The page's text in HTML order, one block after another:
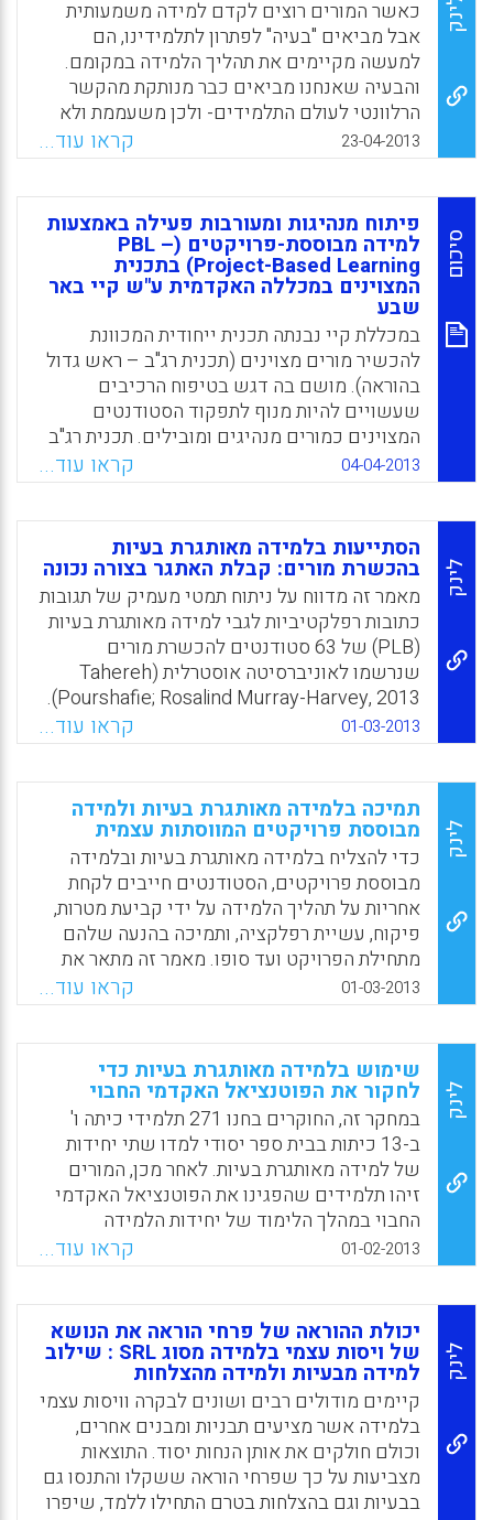
הבעיה (Amgad Seif, Oleg Tilchin, 2013).
WhatsApp
Facebook
Email
X
לינק
כאשר המורים רוצים לקדם למידה משמעותית
אבל מביאים "בעיה" לפתרון לתלמידינו, הם
למעשה מקיימים את תהליך הלמידה במקומם.
והבעיה שאנחנו מביאים כבר מנותקת מהקשר
הרלוונטי לעולם התלמידים- ולכן משעממת ולא
מעוררת סקרנות. זו בוודאי לא הדרך הטובה ביותר
לקדם את התלמידים שלנו במאה-ה-21 להיות
לומדים לאורך כל חייהם (אין להם ברירה, הם
חייבים להיות כאלה). התלמיד צריך להיות חופשי
משיפוטיות וביקורת שלנו המורים ולקבל חופש
מלא בחיפוש. תשומת הלב של התלמיד צריכה
לעלות מדרגה בערנות ובסקרנות לסביבתו. הדמיון
בין חשיבה עיצובית למה שאנחנו קוראים 'עבודת
חקר' רב.אכן, עיצוב מתחיל בחקר, ומקדם מאוד
למידה משמעותית שבמהלכה הלומד בונה
מודלים לפתרון של בעיות מגוונות ( לימור
ליבוביץ) .
WhatsApp
23-04-2013 קראו עוד...
סיכום
פיתוח מנהיגות ומעורבות פעילה באמצעות
למידה מבוססת-פרויקטים (PBL –
Project-Based Learning) בתכנית
המצוינים במכללה האקדמית ע"ש קיי באר
שבע
במכללת קיי נבנתה תכנית ייחודית המכוונת
להכשיר מורים מצוינים (תכנית רג"ב – ראש גדול
בהוראה). מושם בה דגש בטיפוח הרכיבים
שעשויים להיות מנוף לתפקוד הסטודנטים
המצוינים כמורים מנהיגים ומובילים. תכנית רג"ב
מזמנת שילוב של למידה עיונית-תאורטית
ומעשית, ומתבצעים בה תהליכים של הבניית ידע
ורפלקציה של הסטודנט כלפי עצמו וכלפי האחר.
במהלך התכנית משתתפים הסטודנטים בסדנאות,
בסיורים, בהרצאות ובמפגשים עם בוגרי התכנית.
במסגרת סדנאות ההעשרה מודגשות גישות
חדשניות בחינוך וחשיפה לדרכי למידה-הוראה
מגוונות. אחד ממאפייני התכנית הוא הניסיון
להעצים את הסטודנטים ולטפח אצלם שאיפה
למצוינות עבורם וכמודל שהם יאמצו כמורים עבור
תלמידיהם. מאפיין נוסף בתכנית הוא שיתוף מלא
של הסטודנטים בהווית הלימודים: בהחלטות,
WhatsApp
Facebook
Email
X
04-04-2013 קראו עוד...
לינק
הסתייעות בלמידה מאותגרת בעיות
בהכשרת מורים: קבלת האתגר בצורה נכונה
מאמר זה מדווח על ניתוח תמטי מעמיק של תגובות
כתובות רפלקטיביות לגבי למידה מאותגרת בעיות
(PLB) של 63 סטודנטים להכשרת מורים
שנרשמו לאוניברסיטה אוסטרלית (Tahereh
Pourshafie; Rosalind Murray-Harvey, 2013).
WhatsApp
Facebook
Email
X 01-03-2013 קראו עוד...
לינק
תמיכה בלמידה מאותגרת בעיות ולמידה
מבוססת פרויקטים המווסתות עצמית
כדי להצליח בלמידה מאותגרת בעיות ובלמידה
מבוססת פרויקטים, הסטודנטים חייבים לקחת
אחריות על תהליך הלמידה על ידי קביעת מטרות,
פיקוח, עשיית רפלקציה, ותמיכה בהנעה שלהם
מתחילת הפרויקט ועד סופו. מאמר זה מתאר את
המאפיינים של סביבת הלמידה הספציפית ואת
פרקטיקות ההוראה שנראה כי הן מטפחות את
האחריות של הסטודנט ללמידה בכל שלב של
למידה מאותגרת בעיות, במטרה לתת הנחיות
למחנכים לגבי פיתוח למידה מווסתת עצמית
(SRL) בלמידה מאותגרת בעיות (PBL), ובסופו של
דבר, פיתוח היכולת וההנעה של הסטודנט ללמוד
(English, M., & Kitsantas, A., 2013)
WhatsApp
Facebook
Email
X
01-03-2013 קראו עוד...
לינק
שימוש בלמידה מאותגרת בעיות כדי
לחקור את הפוטנציאל האקדמי החבוי
במחקר זה, החוקרים בחנו 271 תלמידי כיתה ו'
ב-13 כיתות בבית ספר יסודי למדו שתי יחידות
של למידה מאותגרת בעיות. לאחר מכן, המורים
זיהו תלמידים שהפגינו את הפוטנציאל האקדמי
החבוי במהלך הלימוד של יחידות הלמידה
מאותגרת בעיות. החוקרים השוו את הקבוצה בעלת
הפוטנציאל האקדמי המתקדם הן לתלמידים
שזוהו כמחוננים תוך שימוש בקריטריונים
מחוזיים והן ליתר תלמידי כיתות ו'. תוצאות
ההשוואות תומכות בזיהוי של המורה את
התלמידים בעלי הפוטנציאל האקדמי המתקדם
כקבוצה המובחנת הן מהתלמידים שזוהו
כמחוננים באופן מסורתי והן מהתלמידים של
החינוך הכללי (Gallagher, S., & Gallagher, J. ,
2013).
01-02-2013 קראו עוד...
לינק
יכולת ההוראה של פרחי הוראה את הנושא
של ויסות עצמי בלמידה מסוג SRL : שילוב
למידה מבעיות ולמידה מהצלחות
קיימים מודולים רבים ושונים לבקרה וויסות עצמי
בלמידה אשר מציעים תבניות ומבנים אחרים,
וכולם חולקים את אותן הנחות יסוד. התוצאות
מצביעות על כך שפרחי הוראה ששקלו והתנסו גם
בבעיות וגם בהצלחות בטרם התחילו ללמד, שיפרו